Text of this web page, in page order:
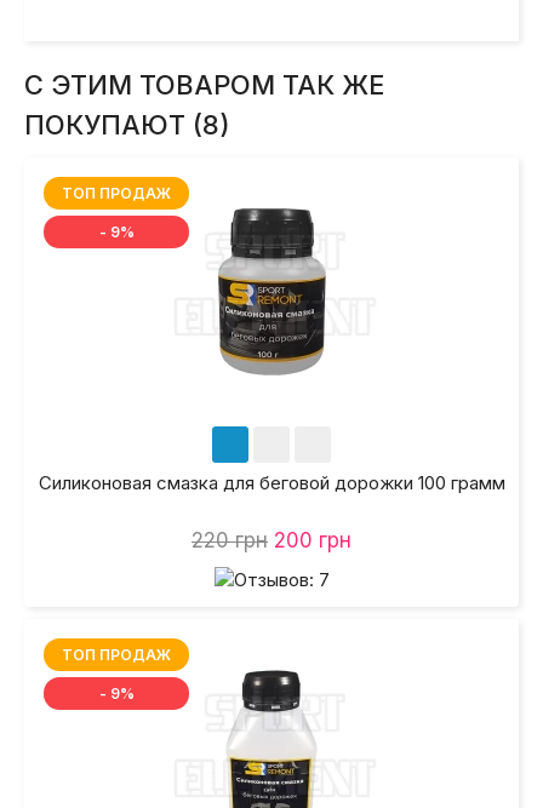
С ЭТИМ ТОВАРОМ ТАК ЖЕ
ПОКУПАЮТ (8)
ТОП ПРОДАЖ
- 9%
Силиконовая смазка для беговой дорожки 100 грамм
220 грн 200 грн
ТОП ПРОДАЖ
- 9%